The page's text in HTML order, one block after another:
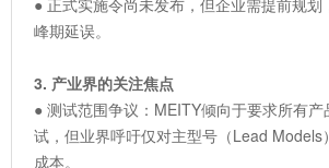
峰期延误。
3. 产业界的关注焦点
● 测试范围争议：MEITY倾向于要求所有
试，但业界呼吁仅对主型号（Lead Models
成本。